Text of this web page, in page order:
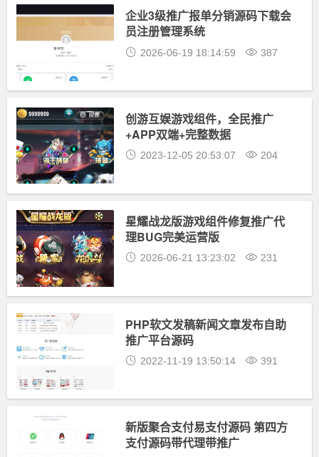
企业3级推广报单分销源码下载会
员注册管理系统
2026-06-19 18:14:59 387
创游互娱游戏组件，全民推广
+APP双端+完整数据
2023-12-05 20:53:07 204
星耀战龙版游戏组件修复推广代
理BUG完美运营版
2026-06-21 13:23:02 231
PHP软文发稿新闻文章发布自助
推广平台源码
2022-11-19 13:50:14 391
新版聚合支付易支付源码 第四方
支付源码带代理带推广